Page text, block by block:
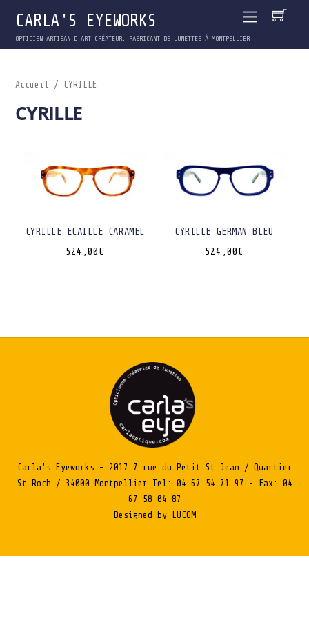
CARLA'S EYEWORKS
OPTICIEN ARTISAN D'ART CRÉATEUR, FABRICANT DE LUNETTES À MONTPELLIER
Accueil / CYRILLE
CYRILLE
CYRILLE ECAILLE CARAMEL
524,00 €
CYRILLE GERMAN BLEU
524,00 €
Carla's Eyeworks - 2017 7 rue du Petit St Jean / Quartier
St Roch / 34000 Montpellier Tel: 04 67 54 71 97 - Fax: 04
67 58 04 87
Designed by LUCOM